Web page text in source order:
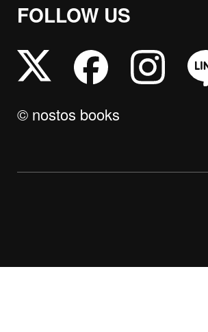
FOLLOW US
© nostos books